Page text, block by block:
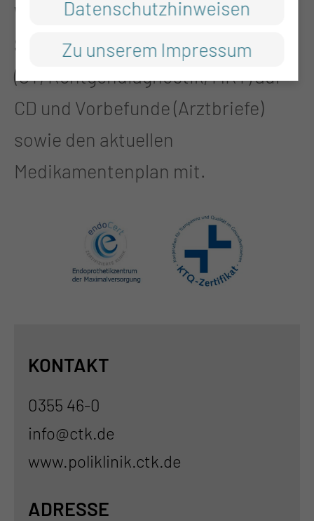
Wenn es Ihnen möglich ist, bringen
Sie bitte vorhandene Bildgebung
(CT, Röntgendiagnostik, MRT) auf
CD und Vorbefunde (Arztbriefe)
sowie den aktuellen
Medikamentenplan mit.
KONTAKT
0355 46-0
info@ctk.de
www.poliklinik.ctk.de
ADRESSE
Datenschutzhinweisen
Zu unserem Impressum